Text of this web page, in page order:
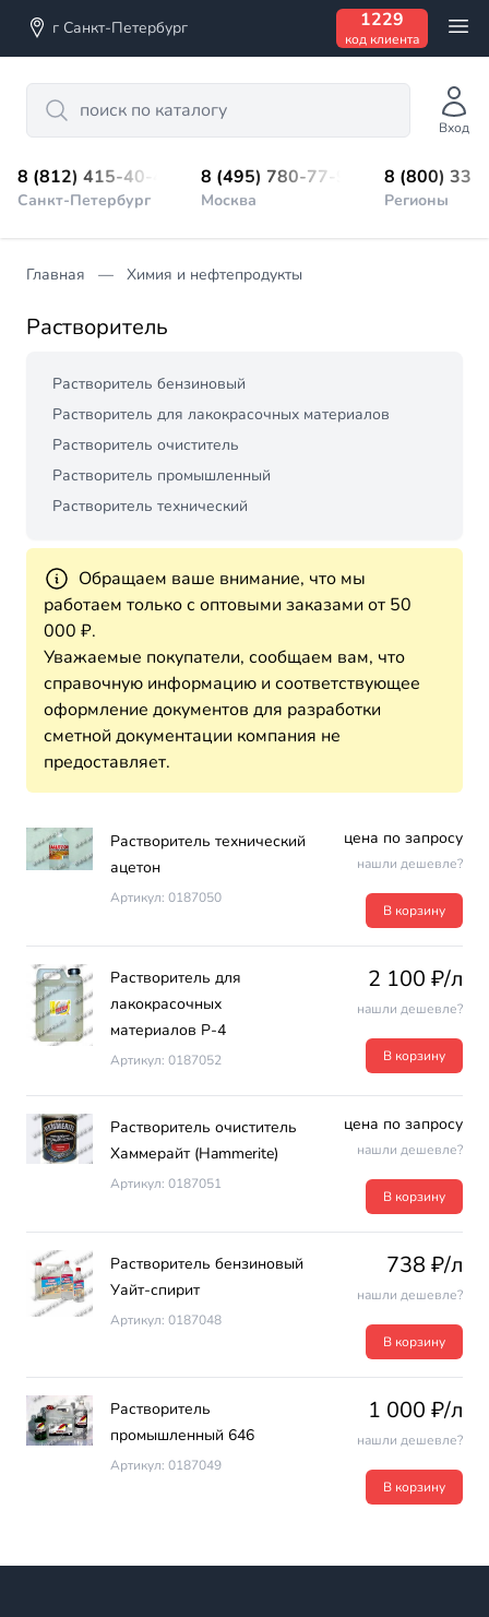
г Санкт-Петербург 1229
код клиента
Search
Вход
8 (812) 415-40-45
Санкт-Петербург
8 (495) 780-77-98
Москва
8 (800)
Регионы
Главная Химия и нефтепродукты
Растворитель
Растворитель бензиновый
Растворитель для лакокрасочных материалов
Растворитель очиститель
Растворитель промышленный
Растворитель технический
Обращаем ваше внимание, что мы
работаем только с оптовыми заказами от 50
000 ₽.
Уважаемые покупатели, сообщаем вам, что
справочную информацию и соответствующее
оформление документов для разработки
сметной документации компания не
предоставляет.
Растворитель технический
ацетон
Артикул: 0187050
цена по запросу
нашли дешевле?
В корзину
Растворитель для
лакокрасочных
материалов Р-4
Артикул: 0187052
2 100 ₽/л
нашли дешевле?
В корзину
Растворитель очиститель
Хаммерайт (Hammerite)
Артикул: 0187051
цена по запросу
нашли дешевле?
В корзину
Растворитель бензиновый
Уайт-спирит
Артикул: 0187048
738 ₽/л
нашли дешевле?
В корзину
Растворитель
промышленный 646
Артикул: 0187049
1 000 ₽/л
нашли дешевле?
В корзину